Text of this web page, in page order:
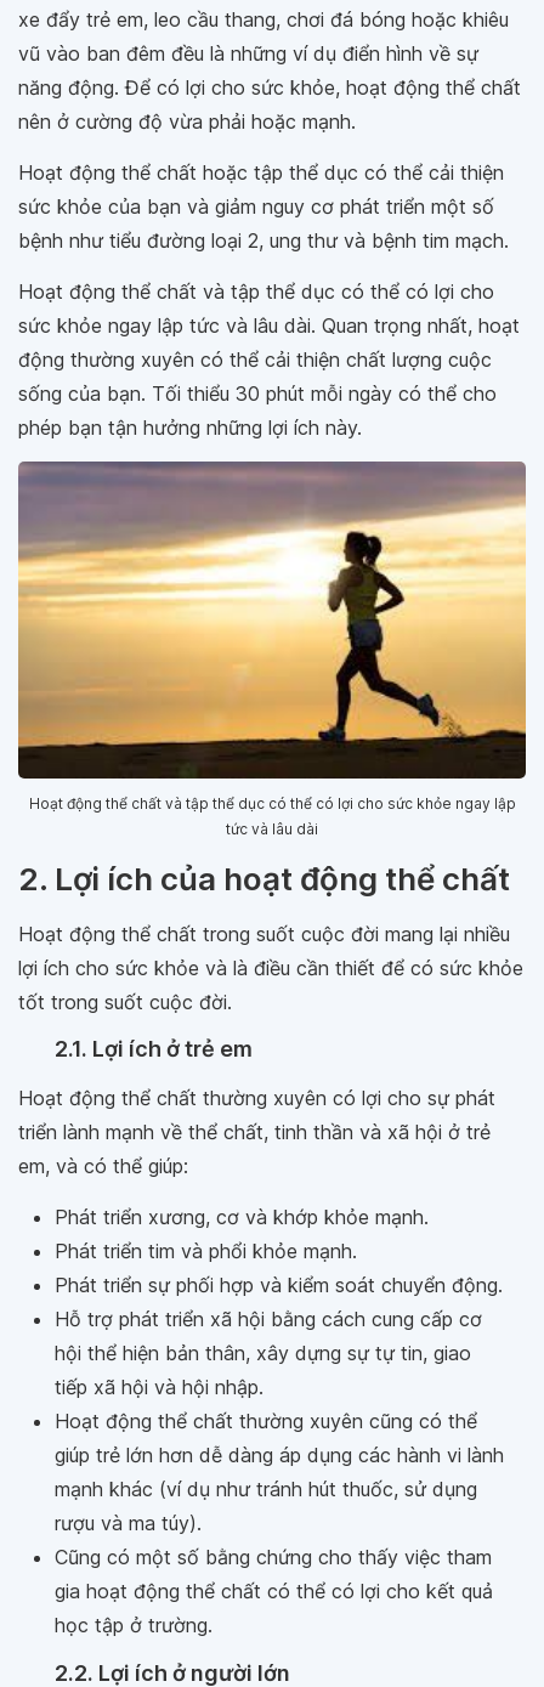
xe đẩy trẻ em, leo cầu thang, chơi đá bóng hoặc khiêu
vũ vào ban đêm đều là những ví dụ điển hình về sự
năng động. Để có lợi cho sức khỏe, hoạt động thể chất
nên ở cường độ vừa phải hoặc mạnh.
Hoạt động thể chất hoặc tập thể dục có thể cải thiện
sức khỏe của bạn và giảm nguy cơ phát triển một số
bệnh như tiểu đường loại 2, ung thư và bệnh tim mạch.
Hoạt động thể chất và tập thể dục có thể có lợi cho
sức khỏe ngay lập tức và lâu dài. Quan trọng nhất, hoạt
động thường xuyên có thể cải thiện chất lượng cuộc
sống của bạn. Tối thiểu 30 phút mỗi ngày có thể cho
phép bạn tận hưởng những lợi ích này.
Hoạt động thể chất và tập thể dục có thể có lợi cho sức khỏe ngay lập
tức và lâu dài
2. Lợi ích của hoạt động thể chất
Hoạt động thể chất trong suốt cuộc đời mang lại nhiều
lợi ích cho sức khỏe và là điều cần thiết để có sức khỏe
tốt trong suốt cuộc đời.
2.1. Lợi ích ở trẻ em
Hoạt động thể chất thường xuyên có lợi cho sự phát
triển lành mạnh về thể chất, tinh thần và xã hội ở trẻ
em, và có thể giúp:
Phát triển xương, cơ và khớp khỏe mạnh.
Phát triển tim và phổi khỏe mạnh.
Phát triển sự phối hợp và kiểm soát chuyển động.
Hỗ trợ phát triển xã hội bằng cách cung cấp cơ
hội thể hiện bản thân, xây dựng sự tự tin, giao
tiếp xã hội và hội nhập.
Hoạt động thể chất thường xuyên cũng có thể
giúp trẻ lớn hơn dễ dàng áp dụng các hành vi lành
mạnh khác (ví dụ như tránh hút thuốc, sử dụng
rượu và ma túy).
Cũng có một số bằng chứng cho thấy việc tham
gia hoạt động thể chất có thể có lợi cho kết quả
học tập ở trường.
2.2. Lợi ích ở người lớn